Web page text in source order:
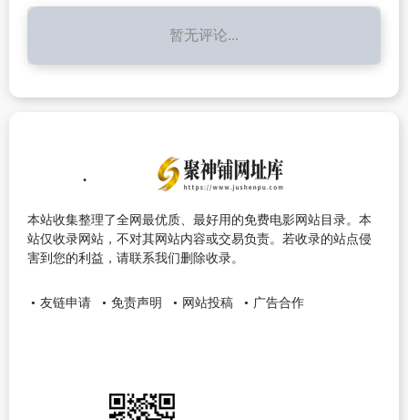
暂无评论...
本站收集整理了全网最优质、最好用的免费电影网站目录。本
站仅收录网站，不对其网站内容或交易负责。若收录的站点侵
害到您的利益，请联系我们删除收录。
友链申请 免责声明 网站投稿 广告合作